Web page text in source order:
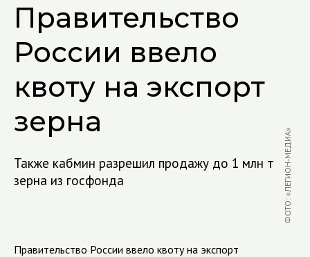
Правительство
России ввело
квоту на экспорт
зерна
Также кабмин разрешил продажу до 1 млн т
зерна из госфонда
ФОТО: «ЛЕГИОН-МЕДИА»
Правительство России ввело квоту на экспорт